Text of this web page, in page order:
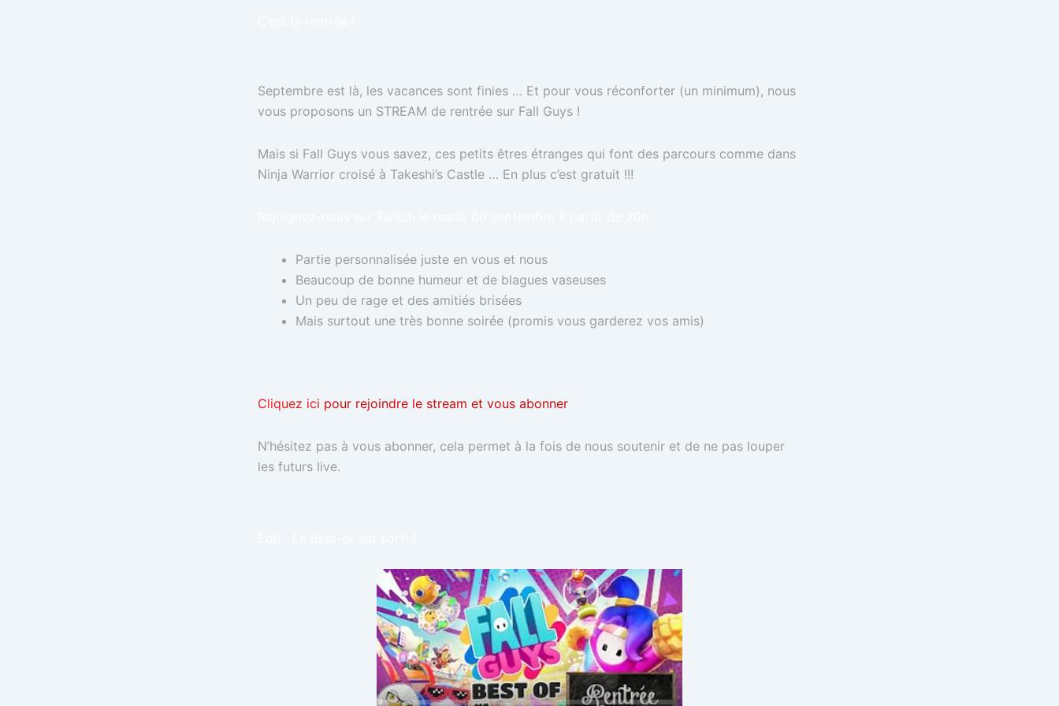
Septembre est là, les vacances sont finies … Et pour vous réconforter (un minimum), nous
vous proposons un STREAM de rentrée sur Fall Guys !
Mais si Fall Guys vous savez, ces petits êtres étranges qui font des parcours comme dans
Ninja Warrior croisé à Takeshi’s Castle … En plus c’est gratuit !!!
Partie personnalisée juste en vous et nous
Beaucoup de bonne humeur et de blagues vaseuses
Un peu de rage et des amitiés brisées
Mais surtout une très bonne soirée (promis vous garderez vos amis)
Cliquez ici pour rejoindre le stream et vous abonner
N’hésitez pas à vous abonner, cela permet à la fois de nous soutenir et de ne pas louper
les futurs live.